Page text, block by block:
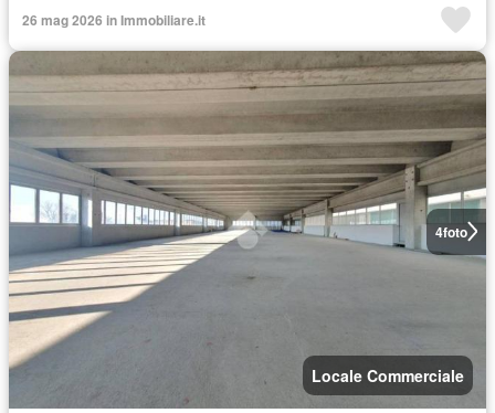
26 mag 2026 in Immobiliare.it
4foto
Locale Commerciale